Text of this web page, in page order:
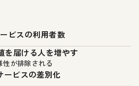
ビスの利用者数
を届ける人を増やす
性が排除される
ービスの差別化